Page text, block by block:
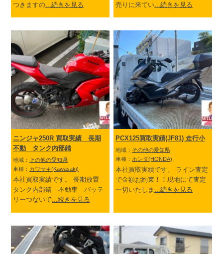
つきますの...続きを見る
売りに来てい ...続きを見る
ニンジャ250R 買取実績 長期
不動 タンク内部錆
地域： その他の愛知県
車種： カワサキ(Kawasaki)
本社買取実績です。 長期放置
タンク内部錆 不動車 バッテ
リーつないで...続きを見る
PCX125買取実績(JF81) 走行小
地域： その他の愛知県
車種： ホンダ(HONDA)
本社買取実績です。 ライン査定
で金額お約束！！現地にて査定
一切いたしま ...続きを見る